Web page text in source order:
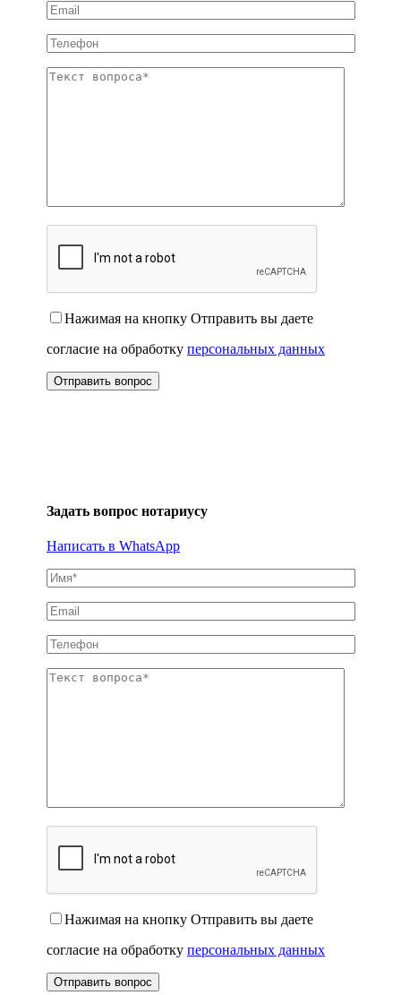
Нажимая на кнопку Отправить вы даете
согласие на обработку персональных данных
Задать вопрос нотариусу
Написать в WhatsApp
Нажимая на кнопку Отправить вы даете
согласие на обработку персональных данных